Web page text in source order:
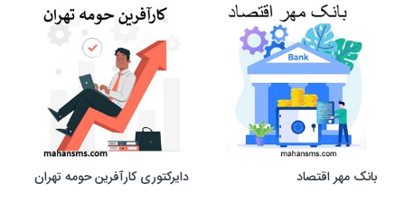
بانک مهر اقتصاد دایرکتوری کارآفرین حومه تهران